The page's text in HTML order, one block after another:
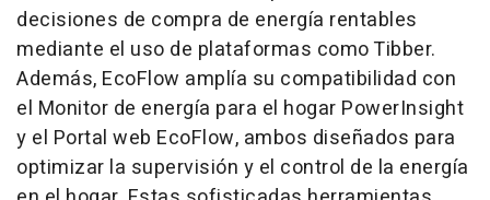
decisiones de compra de energía rentables
mediante el uso de plataformas como Tibber.
Además, EcoFlow amplía su compatibilidad con
el Monitor de energía para el hogar PowerInsight
y el Portal web EcoFlow, ambos diseñados para
optimizar la supervisión y el control de la energía